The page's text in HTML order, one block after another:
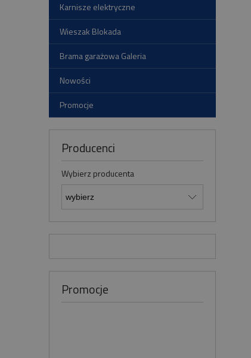
Karnisze elektryczne
Wieszak Blokada
Brama garażowa Galeria
Nowości
Promocje
Producenci
Wybierz producenta
Promocje